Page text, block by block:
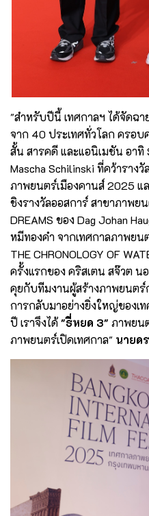
"สำหรับปีนี้ เทศกาลฯ ได้จัดฉ
จาก 40 ประเทศทั่วโลก ครอ
สั้น สารคดี และแอนิเมชัน อาทิ
Mascha Schilinski ที่คว้าราง
ภาพยนตร์เมืองคานส์ 2025 แ
ชิงรางวัลออสการ์ สาขาภาพ
DREAMS ของ Dag Johan
หมีทองคำ จากเทศกาลภาพย
THE CHRONOLOGY OF
ครั้งแรกของ คริสเตน สจ๊วต น
คุยกับทีมงานผู้สร้างภาพยนตร์
การกลับมาอย่างยิ่งใหญ่ของเ
ปี เราจึงได้"ธี่หยด 3" ภาพยน
ภาพยนตร์เปิดเทศกาล" นายด